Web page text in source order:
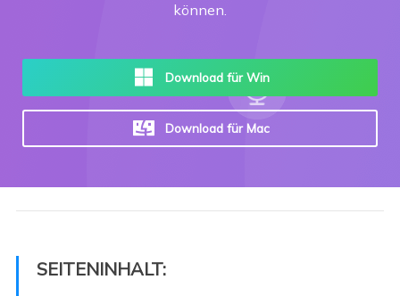
können.
Download für Win
Download für Mac
SEITENINHALT: